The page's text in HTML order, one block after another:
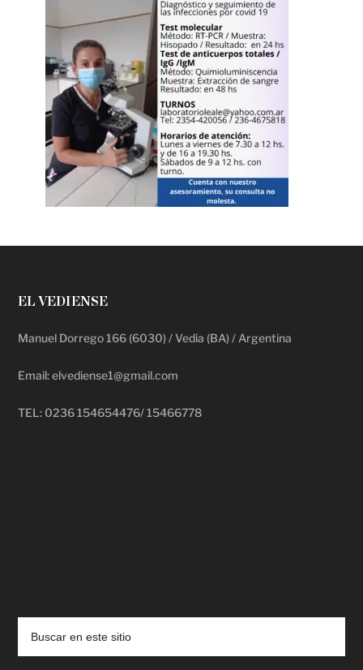
EL VEDIENSE
Manuel Dorrego 166 (6030) / Vedia (BA) / Argentina
Email: elvediense1@gmail.com
TEL: 0236 154654476/ 15466778